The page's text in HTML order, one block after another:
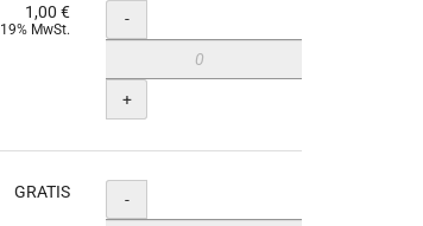
1,00 €
MwSt. Menge
-
+
GRATIS Menge
-